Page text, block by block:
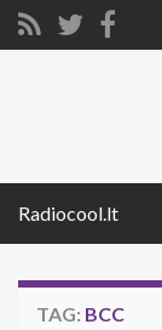
Radiocool.lt
TAG: BCC